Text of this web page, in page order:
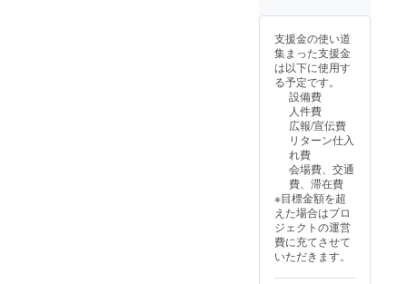
お、記
載が不
要な方
は空欄
のまま
でお進
みくだ
さい。
※支援画
面に
て、支
援金額
の上乗
せも可
能で
す。
ませ
ん。 ※
支援画
面に
て、支
援金額
の上乗
せも可
能で
す。
るお名
記入く
ださ
い。な
お、記
載が不
要な方
は空欄
のまま
みくだ
さい。
※応援プ
ランは
金額に
よるリ
ターン
の違い
支援金の使い道
集まった支援金
は以下に使用す
る予定です。
設備費
人件費
広報/宣伝費
リターン仕入
れ費
会場費、交通
費、滞在費
※目標金額を超
えた場合はプロ
ジェクトの運営
費に充てさせて
いただきます。